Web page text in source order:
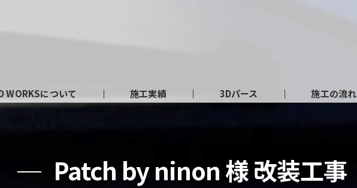
について 施工実績 3Dパース 施工の流れ
Patch by ninon 様 改装工事